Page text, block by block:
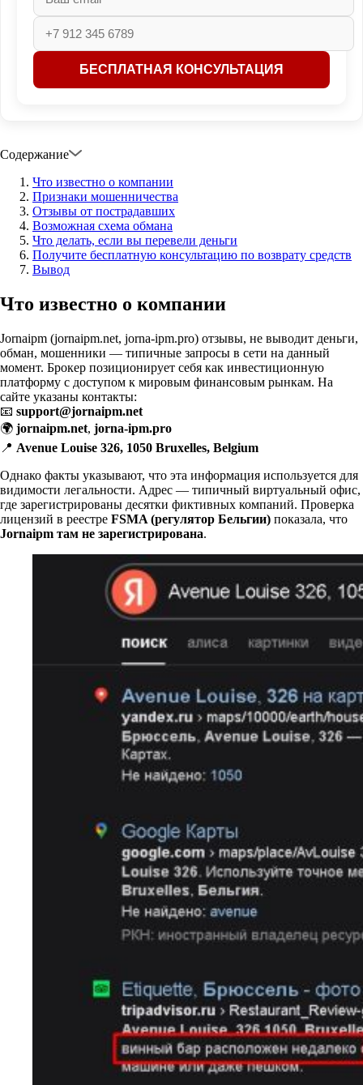
Содержание
Что известно о компании
Признаки мошенничества
Отзывы от пострадавших
Возможная схема обмана
Что делать, если вы перевели деньги
Получите бесплатную консультацию по возврату средств
Вывод
Что известно о компании
Jornaipm (jornaipm.net, jorna-ipm.pro) отзывы, не выводит деньги,
обман, мошенники — типичные запросы в сети на данный
момент. Брокер позиционирует себя как инвестиционную
платформу с доступом к мировым финансовым рынкам. На
сайте указаны контакты:
📧 support@jornaipm.net
🌍 jornaipm.net, jorna-ipm.pro
📍 Avenue Louise 326, 1050 Bruxelles, Belgium
Однако факты указывают, что эта информация используется для
видимости легальности. Адрес — типичный виртуальный офис,
где зарегистрированы десятки фиктивных компаний. Проверка
лицензий в реестре FSMA (регулятор Бельгии) показала, что
Jornaipm там не зарегистрирована.